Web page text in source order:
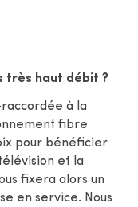
très haut débit ?
à la
fibre
pour bénéficier
et la
fixera alors un
en service. Nous